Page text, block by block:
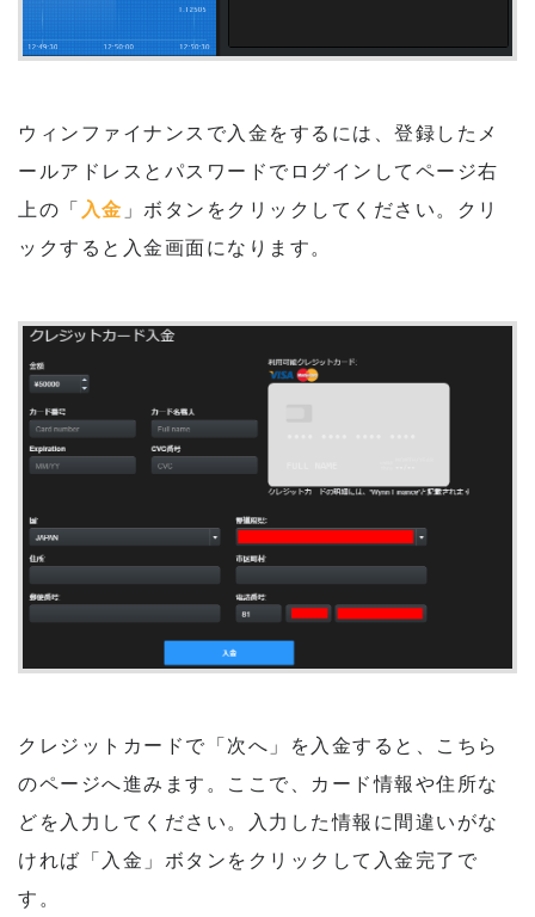
ウィンファイナンスで入金をするには、登録したメ
ールアドレスとパスワードでログインしてページ右
上の「
入金 」ボタンをクリックしてください。クリ
ックすると入金画面になります。
クレジットカードで「次へ」を入金すると、こちら
のページへ進みます。ここで、カード情報や住所な
どを入力してください。入力した情報に間違いがな
ければ「入金」ボタンをクリックして入金完了で
す。